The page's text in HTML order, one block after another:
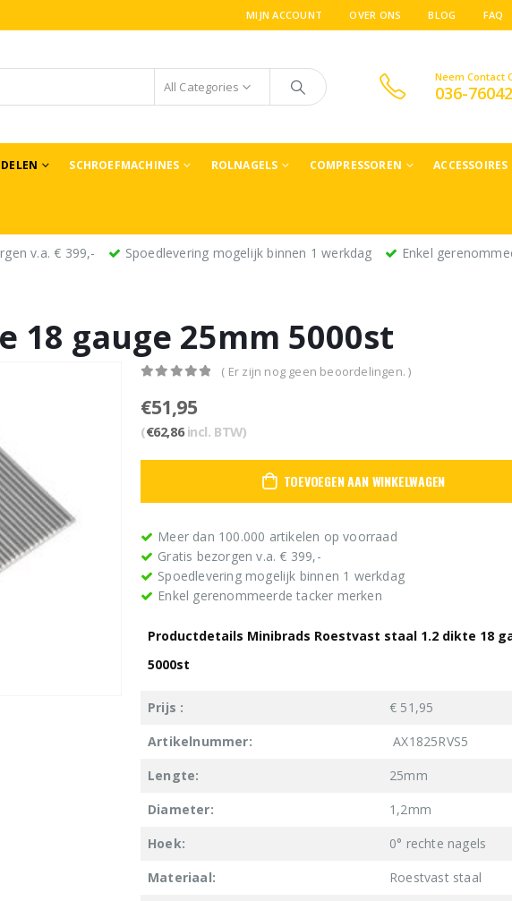
MIJN ACCOUNT OVER ONS BLOG FAQ
All Categories
Neem Contact
036-
SCHROEFMACHINES ROLNAGELS COMPRESSOREN ACCESSOIRES
v.a. € 399,- Spoedlevering mogelijk binnen 1 werkdag Enkel
18 gauge 25mm 5000st
( Er zijn nog geen beoordelingen. )
€51,95
(€62,86incl. BTW)
TOEVOEGEN AAN WINKELWAGEN
Meer dan 100.000 artikelen op voorraad
Gratis bezorgen v.a. € 399,-
Spoedlevering mogelijk binnen 1 werkdag
Enkel gerenommeerde tacker merken
Productdetails Minibrads Roestvast staal 1.2 dikte 18
5000st
Prijs :
€ 51,95
Artikelnummer:
AX1825RVS5
Lengte:
25mm
Diameter:
1,2mm
Hoek:
0° rechte nagels
Materiaal:
Roestvast staal